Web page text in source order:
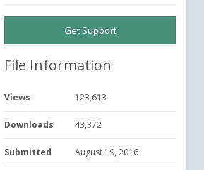
Get Support
File Information
Views 123,613
Downloads 43,372
Submitted August 19, 2016